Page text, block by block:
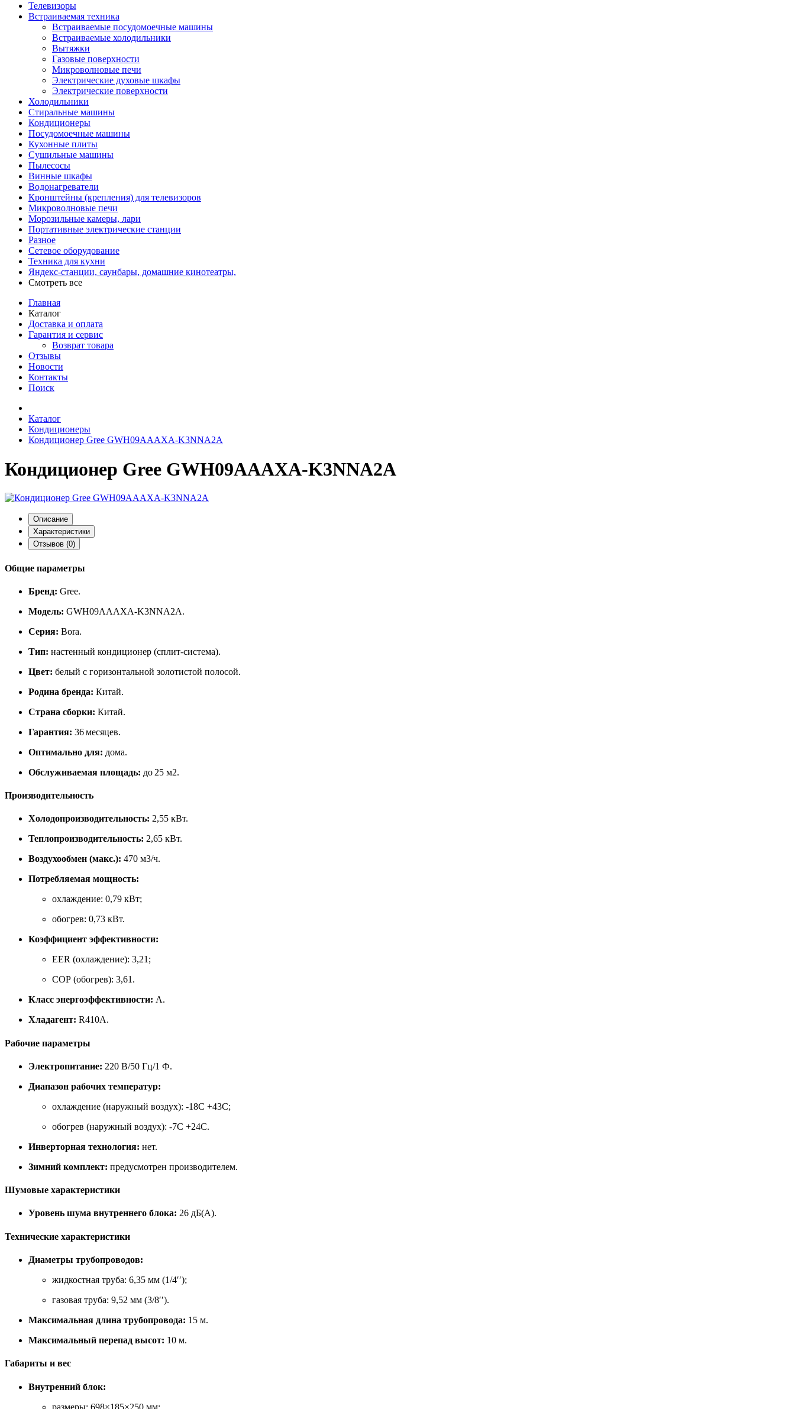
Телевизоры
Встраиваемая техника
Встраиваемые посудомоечные машины
Встраиваемые холодильники
Вытяжки
Газовые поверхности
Микроволновые печи
Электрические духовые шкафы
Электрические поверхности
Холодильники
Стиральные машины
Кондиционеры
Посудомоечные машины
Кухонные плиты
Сушильные машины
Пылесосы
Винные шкафы
Водонагреватели
Кронштейны (крепления) для телевизоров
Микроволновые печи
Морозильные камеры, лари
Портативные электрические станции
Разное
Сетевое оборудование
Техника для кухни
Яндекс-станции, саунбары, домашние кинотеатры,
Смотреть все
Главная
Каталог
Доставка и оплата
Гарантия и сервис
Возврат товара
Отзывы
Новости
Контакты
Поиск
Каталог
Кондиционеры
Кондиционер Gree GWH09AAAXA-K3NNA2A
Кондиционер Gree GWH09AAAXA-K3NNA2A
Описание
Характеристики
Отзывов (0)
Общие параметры
Бренд: Gree.
Модель: GWH09AAAXA‑K3NNA2A.
Серия: Bora.
Тип: настенный кондиционер (сплит‑система).
Цвет: белый с горизонтальной золотистой полосой.
Родина бренда: Китай.
Страна сборки: Китай.
Гарантия: 36 месяцев.
Оптимально для: дома.
Обслуживаемая площадь: до 25 м2.
Производительность
Холодопроизводительность: 2,55 кВт.
Теплопроизводительность: 2,65 кВт.
Воздухообмен (макс.): 470 м3/ч.
Потребляемая мощность:
охлаждение: 0,79 кВт;
обогрев: 0,73 кВт.
Коэффициент эффективности:
EER (охлаждение): 3,21;
COP (обогрев): 3,61.
Класс энергоэффективности: A.
Хладагент: R410A.
Рабочие параметры
Электропитание: 220 В/50 Гц/1 Ф.
Диапазон рабочих температур:
охлаждение (наружный воздух): -18C +43C;
обогрев (наружный воздух): -7C +24C.
Инверторная технология: нет.
Зимний комплект: предусмотрен производителем.
Шумовые характеристики
Уровень шума внутреннего блока: 26 дБ(А).
Технические характеристики
Диаметры трубопроводов:
жидкостная труба: 6,35 мм (1/4′′);
газовая труба: 9,52 мм (3/8′′).
Максимальная длина трубопровода: 15 м.
Максимальный перепад высот: 10 м.
Габариты и вес
Внутренний блок:
размеры: 698×185×250 мм;